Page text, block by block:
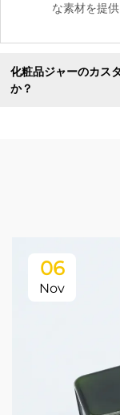
な素材を提供
化粧品ジャーのカス
か？
06
Nov